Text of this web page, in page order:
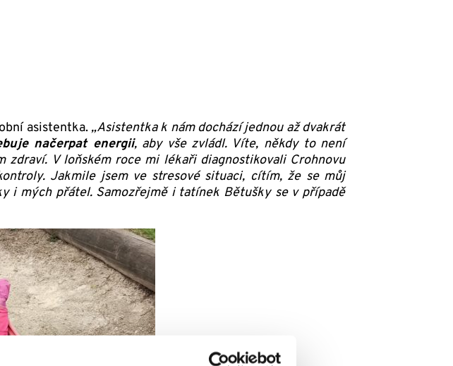
asistentka. „Asistentka k nám dochází jednou až dvakrát
načerpat energii, aby vše zvládl. Víte, někdy to není
zdraví. V loňském roce mi lékaři diagnostikovali Crohnovu
Jakmile jsem ve stresové situaci, cítím, že se můj
i mých přátel. Samozřejmě i tatínek Bětušky se v případě